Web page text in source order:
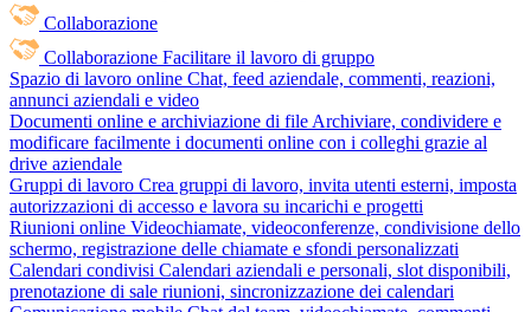
Collaborazione
Collaborazione Facilitare il lavoro di gruppo
Spazio di lavoro online Chat, feed aziendale, commenti, reazioni,
annunci aziendali e video
Documenti online e archiviazione di file Archiviare, condividere e
modificare facilmente i documenti online con i colleghi grazie al
drive aziendale
Gruppi di lavoro Crea gruppi di lavoro, invita utenti esterni, imposta
autorizzazioni di accesso e lavora su incarichi e progetti
Riunioni online Videochiamate, videoconferenze, condivisione dello
schermo, registrazione delle chiamate e sfondi personalizzati
Calendari condivisi Calendari aziendali e personali, slot disponibili,
prenotazione di sale riunioni, sincronizzazione dei calendari